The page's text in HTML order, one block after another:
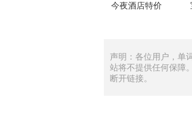
今夜酒店特价
声明：各位用户，单
站将不提供任何保障
断开链接。